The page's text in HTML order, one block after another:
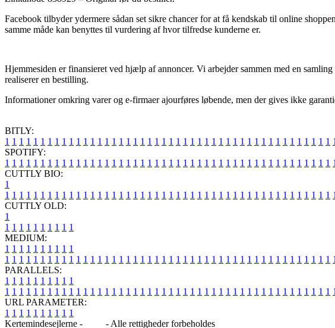
Facebook tilbyder ydermere sådan set sikre chancer for at få kendskab til online
samme måde kan benyttes til vurdering af hvor tilfredse kunderne er.
Hjemmesiden er finansieret ved hjælp af annoncer. Vi arbejder sammen med en
realiserer en bestilling.
Informationer omkring varer og e-firmaer ajourføres løbende, men der gives ikke
BITLY:
1 1 1 1 1 1 1 1 1 1 1 1 1 1 1 1 1 1 1 1 1 1 1 1 1 1 1 1 1 1 1 1 1 1 1 1 1 1 1 1 1 1 1 1 1 1 1
SPOTIFY:
1 1 1 1 1 1 1 1 1 1 1 1 1 1 1 1 1 1 1 1 1 1 1 1 1 1 1 1 1 1 1 1 1 1 1 1 1 1 1 1 1 1 1 1 1 1 1
CUTTLY BIO:
1
1 1 1 1 1 1 1 1 1 1 1 1 1 1 1 1 1 1 1 1 1 1 1 1 1 1 1 1 1 1 1 1 1 1 1 1 1 1 1 1 1 1 1 1 1 1 1
CUTTLY OLD:
1
1 1 1 1 1 1 1 1 1 1
MEDIUM:
1 1 1 1 1 1 1 1 1 1
1 1 1 1 1 1 1 1 1 1 1 1 1 1 1 1 1 1 1 1 1 1 1 1 1 1 1 1 1 1 1 1 1 1 1 1 1 1 1 1 1 1 1 1 1 1 1
PARALLELS:
1 1 1 1 1 1 1 1 1 1
1 1 1 1 1 1 1 1 1 1 1 1 1 1 1 1 1 1 1 1 1 1 1 1 1 1 1 1 1 1 1 1 1 1 1 1 1 1 1 1 1 1 1 1 1 1 1
URL PARAMETER:
1 1 1 1 1 1 1 1 1 1
Kertemindesejlerne -
- Alle rettigheder forbeholdes